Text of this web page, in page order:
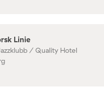
Linie
/ Quality Hotel